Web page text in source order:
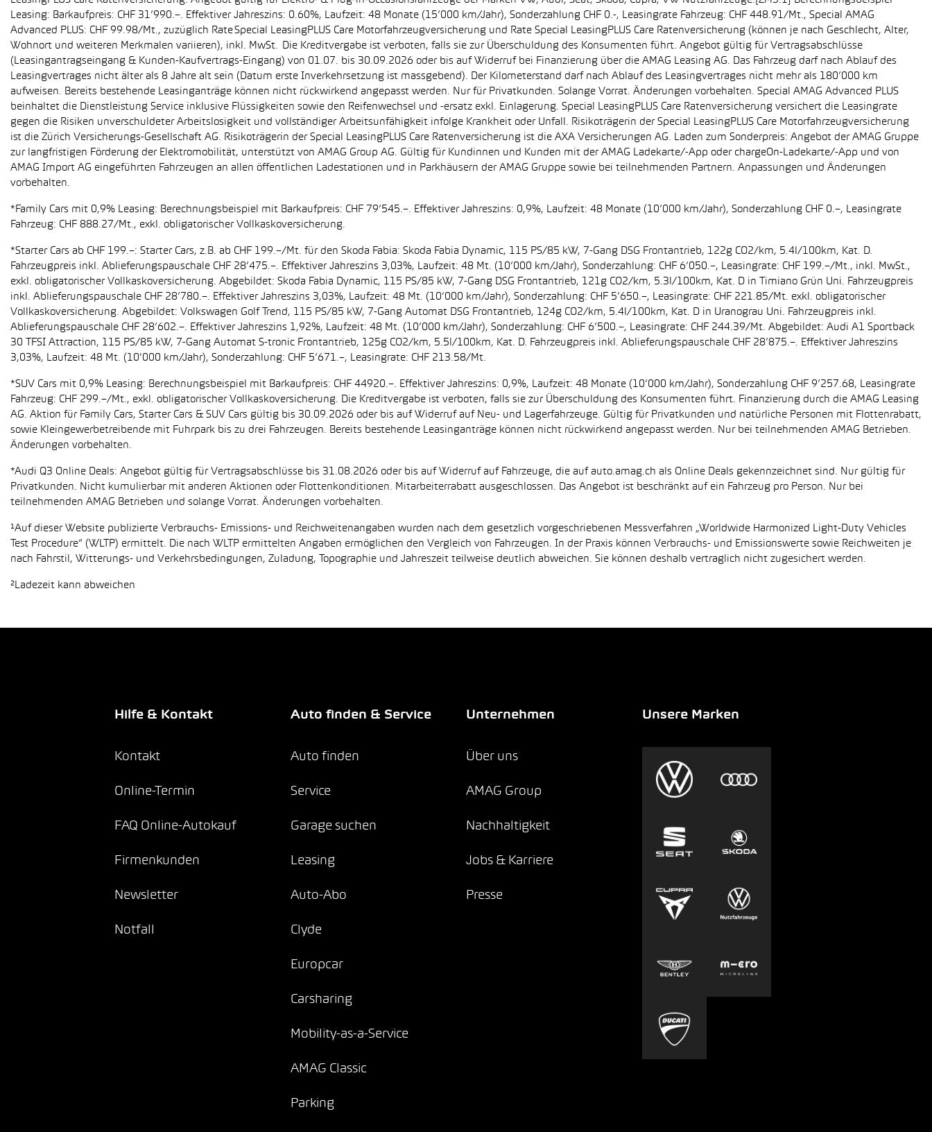
Leasing: Barkaufpreis: CHF 31’990.–. Effektiver Jahreszins: 0.60%, Laufzeit: 48 Monate (15’000 km/Jahr), Sonderzahlung CHF 0.-, Leasingrate Fahrzeug: CHF 448.91/Mt., Special AMAG
Advanced PLUS: CHF 99.98/Mt., zuzüglich Rate Special LeasingPLUS Care Motorfahrzeugversicherung und Rate Special LeasingPLUS Care Ratenversicherung (können je nach Geschlecht, Alter,
Wohnort und weiteren Merkmalen variieren), inkl. MwSt. Die Kreditvergabe ist verboten, falls sie zur Überschuldung des Konsumenten führt. Angebot gültig für Vertragsabschlüsse
(Leasingantragseingang & Kunden-Kaufvertrags-Eingang) von 01.07. bis 30.09.2026 oder bis auf Widerruf bei Finanzierung über die AMAG Leasing AG. Das Fahrzeug darf nach Ablauf des
Leasingvertrages nicht älter als 8 Jahre alt sein (Datum erste Inverkehrsetzung ist massgebend). Der Kilometerstand darf nach Ablauf des Leasingvertrages nicht mehr als 180’000 km
aufweisen. Bereits bestehende Leasinganträge können nicht rückwirkend angepasst werden. Nur für Privatkunden. Solange Vorrat. Änderungen vorbehalten. Special AMAG Advanced PLUS
beinhaltet die Dienstleistung Service inklusive Flüssigkeiten sowie den Reifenwechsel und -ersatz exkl. Einlagerung. Special LeasingPLUS Care Ratenversicherung versichert die Leasingrate
gegen die Risiken unverschuldeter Arbeitslosigkeit und vollständiger Arbeitsunfähigkeit infolge Krankheit oder Unfall. Risikoträgerin der Special LeasingPLUS Care Motorfahrzeugversicherung
ist die Zürich Versicherungs-Gesellschaft AG. Risikoträgerin der Special LeasingPLUS Care Ratenversicherung ist die AXA Versicherungen AG. Laden zum Sonderpreis: Angebot der AMAG Gruppe
zur langfristigen Förderung der Elektromobilität, unterstützt von AMAG Group AG. Gültig für Kundinnen und Kunden mit der AMAG Ladekarte/-App oder chargeOn-Ladekarte/-App und von
AMAG Import AG eingeführten Fahrzeugen an allen öffentlichen Ladestationen und in Parkhäusern der AMAG Gruppe sowie bei teilnehmenden Partnern. Anpassungen und Änderungen
vorbehalten.
*Family Cars mit 0,9% Leasing: Berechnungsbeispiel mit Barkaufpreis: CHF 79’545.–. Effektiver Jahreszins: 0,9%, Laufzeit: 48 Monate (10’000 km/Jahr), Sonderzahlung CHF 0.–, Leasingrate
Fahrzeug: CHF 888.27/Mt., exkl. obligatorischer Vollkaskoversicherung.
*Starter Cars ab CHF 199.–: Starter Cars, z.B. ab CHF 199.–/Mt. für den Skoda Fabia: Skoda Fabia Dynamic, 115 PS/85 kW, 7-Gang DSG Frontantrieb, 122g CO2/km, 5.4l/100km, Kat. D.
Fahrzeugpreis inkl. Ablieferungspauschale CHF 28’475.–. Effektiver Jahreszins 3,03%, Laufzeit: 48 Mt. (10’000 km/Jahr), Sonderzahlung: CHF 6’050.–, Leasingrate: CHF 199.–/Mt., inkl. MwSt.,
exkl. obligatorischer Vollkaskoversicherung. Abgebildet: Skoda Fabia Dynamic, 115 PS/85 kW, 7-Gang DSG Frontantrieb, 121g CO2/km, 5.3l/100km, Kat. D in Timiano Grün Uni. Fahrzeugpreis
inkl. Ablieferungspauschale CHF 28’780.–. Effektiver Jahreszins 3,03%, Laufzeit: 48 Mt. (10’000 km/Jahr), Sonderzahlung: CHF 5’650.–, Leasingrate: CHF 221.85/Mt. exkl. obligatorischer
Vollkaskoversicherung. Abgebildet: Volkswagen Golf Trend, 115 PS/85 kW, 7-Gang Automat DSG Frontantrieb, 124g CO2/km, 5.4l/100km, Kat. D in Uranograu Uni. Fahrzeugpreis inkl.
Ablieferungspauschale CHF 28’602.–. Effektiver Jahreszins 1,92%, Laufzeit: 48 Mt. (10’000 km/Jahr), Sonderzahlung: CHF 6’500.–, Leasingrate: CHF 244.39/Mt. Abgebildet: Audi A1 Sportback
30 TFSI Attraction, 115 PS/85 kW, 7-Gang Automat S-tronic Frontantrieb, 125g CO2/km, 5.5l/100km, Kat. D. Fahrzeugpreis inkl. Ablieferungspauschale CHF 28’875.–. Effektiver Jahreszins
3,03%, Laufzeit: 48 Mt. (10'000 km/Jahr), Sonderzahlung: CHF 5’671.–, Leasingrate: CHF 213.58/Mt.
*SUV Cars mit 0,9% Leasing: Berechnungsbeispiel mit Barkaufpreis: CHF 44920.–. Effektiver Jahreszins: 0,9%, Laufzeit: 48 Monate (10’000 km/Jahr), Sonderzahlung CHF 9’257.68, Leasingrate
Fahrzeug: CHF 299.–/Mt., exkl. obligatorischer Vollkaskoversicherung. Die Kreditvergabe ist verboten, falls sie zur Überschuldung des Konsumenten führt. Finanzierung durch die AMAG Leasing
AG. Aktion für Family Cars, Starter Cars & SUV Cars gültig bis 30.09.2026 oder bis auf Widerruf auf Neu- und Lagerfahrzeuge. Gültig für Privatkunden und natürliche Personen mit Flottenrabatt,
sowie Kleingewerbetreibende mit Fuhrpark bis zu drei Fahrzeugen. Bereits bestehende Leasinganträge können nicht rückwirkend angepasst werden. Nur bei teilnehmenden AMAG Betrieben.
Änderungen vorbehalten.
*Audi Q3 Online Deals: Angebot gültig für Vertragsabschlüsse bis 31.08.2026 oder bis auf Widerruf auf Fahrzeuge, die auf auto.amag.ch als Online Deals gekennzeichnet sind. Nur gültig für
Privatkunden. Nicht kumulierbar mit anderen Aktionen oder Flottenkonditionen. Mitarbeiterrabatt ausgeschlossen. Das Angebot ist beschränkt auf ein Fahrzeug pro Person. Nur bei
teilnehmenden AMAG Betrieben und solange Vorrat. Änderungen vorbehalten.
¹Auf dieser Website publizierte Verbrauchs- Emissions- und Reichweitenangaben wurden nach dem gesetzlich vorgeschriebenen Messverfahren „Worldwide Harmonized Light-Duty Vehicles
Test Procedure“ (WLTP) ermittelt. Die nach WLTP ermittelten Angaben ermöglichen den Vergleich von Fahrzeugen. In der Praxis können Verbrauchs- und Emissionswerte sowie Reichweiten je
nach Fahrstil, Witterungs- und Verkehrsbedingungen, Zuladung, Topographie und Jahreszeit teilweise deutlich abweichen. Sie können deshalb vertraglich nicht zugesichert werden.
²Ladezeit kann abweichen
Hilfe & Kontakt
Kontakt
Online-Termin
FAQ Online-Autokauf
Firmenkunden
Newsletter
Notfall
Auto finden & Service
Auto finden
Service
Garage suchen
Leasing
Auto-Abo
Clyde
Europcar
Carsharing
Mobility-as-a-Service
AMAG Classic
Parking
Unternehmen
Über uns
AMAG Group
Nachhaltigkeit
Jobs & Karriere
Presse
Unsere Marken